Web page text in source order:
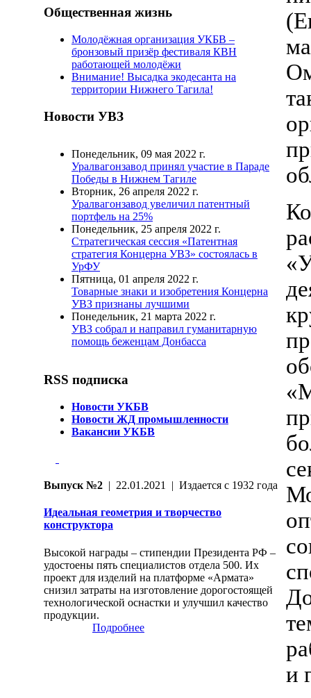
Общественная жизнь
Молодёжная организация УКБВ –
бронзовый призёр фестиваля КВН
работающей молодёжи
Внимание! Высадка экодесанта на
территории Нижнего Тагила!
Новости УВЗ
Понедельник, 09 мая 2022 г.
Уралвагонзавод принял участие в Параде
Победы в Нижнем Тагиле
Вторник, 26 апреля 2022 г.
Уралвагонзавод увеличил патентный
портфель на 25%
Понедельник, 25 апреля 2022 г.
Стратегическая сессия «Патентная
стратегия Концерна УВЗ» состоялась в
УрФУ
Пятница, 01 апреля 2022 г.
Товарные знаки и изобретения Концерна
УВЗ признаны лучшими
Понедельник, 21 марта 2022 г.
УВЗ собрал и направил гуманитарную
помощь беженцам Донбасса
RSS подписка
Новости УКБВ
Новости ЖД промышленности
Вакансии УКБВ
Выпуск №2 | 22.01.2021 | Издается с 1932 года
Идеальная геометрия и творчество
конструктора
Высокой награды – стипендии Президента РФ –
удостоены пять специалистов отдела 500. Их
проект для изделий на платформе «Армата»
снизил затраты на изготовление дорогостоящей
технологической оснастки и улучшил качество
продукции.
Подробнее
и